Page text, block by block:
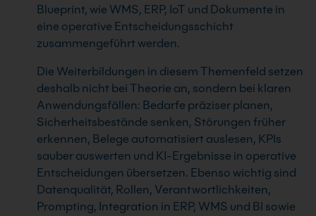
Blueprint, wie WMS, ERP, IoT und Dokumente in
eine operative Entscheidungsschicht
zusammengeführt werden.
Die Weiterbildungen in diesem Themenfeld setzen
deshalb nicht bei Theorie an, sondern bei klaren
Anwendungsfällen: Bedarfe präziser planen,
Sicherheitsbestände senken, Störungen früher
erkennen, Belege automatisiert auslesen, KPIs
sauber auswerten und KI-Ergebnisse in operative
Entscheidungen übersetzen. Ebenso wichtig sind
Datenqualität, Rollen, Verantwortlichkeiten,
Prompting, Integration in ERP, WMS und BI sowie